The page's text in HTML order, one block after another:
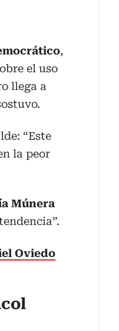
,
el uso
llega a
“Este
la peor
Múnera
Oviedo